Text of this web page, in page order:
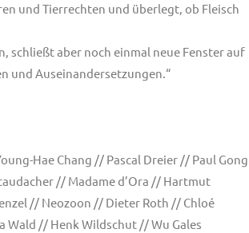
und Tierrechten und überlegt, ob Fleisch
schließt aber noch einmal neue Fenster auf
und Auseinandersetzungen.“
Hae Chang // Pascal Dreier // Paul Gong
// Madame d’Ora // Hartmut
// Neozoon // Dieter Roth // Chloé
Wald // Henk Wildschut // Wu Gales